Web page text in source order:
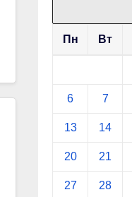
Пн Вт
6 7
13 14
20 21
27 28